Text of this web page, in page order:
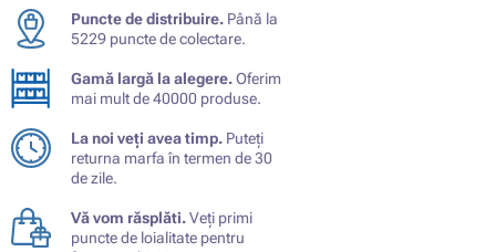
Puncte de distribuire. Până la
5229 puncte de colectare.
Gamă largă la alegere.Oferim
mai mult de 40000 produse.
La noi veți avea timp. Puteți
returna marfa în termen de 30
de zile.
Vă vom răsplăti.Veți primi
puncte de loialitate pentru